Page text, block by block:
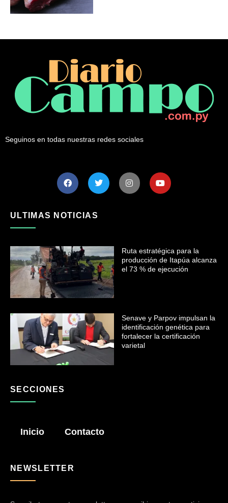
Seguinos en todas nuestras redes sociales
ULTIMAS NOTICIAS
Ruta estratégica para la
producción de Itapúa alcanza
el 73 % de ejecución
Senave y Parpov impulsan la
identificación genética para
fortalecer la certificación
varietal
SECCIONES
Inicio Contacto
NEWSLETTER